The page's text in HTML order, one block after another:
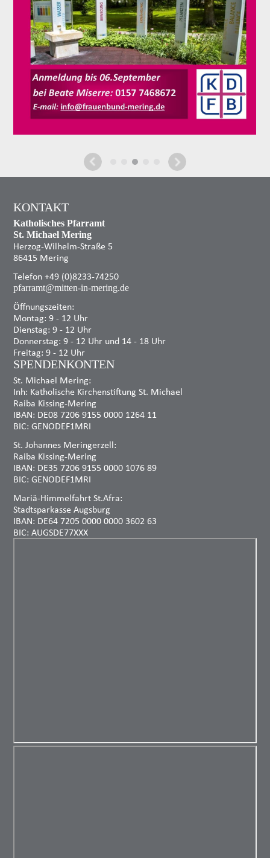
KONTAKT
Katholisches Pfarramt
St. Michael Mering
Herzog-Wilhelm-Straße 5
86415 Mering
Telefon +49 (0)8233-74250
pfarramt@mitten-in-mering.de
Öffnungszeiten:
Montag: 9 - 12 Uhr
Dienstag: 9 - 12 Uhr
Donnerstag: 9 - 12 Uhr und 14 - 18 Uhr
Freitag: 9 - 12 Uhr
SPENDENKONTEN
St. Michael Mering:
Inh: Katholische Kirchenstiftung St. Michael
Raiba Kissing-Mering
IBAN: DE08 7206 9155 0000 1264 11
BIC: GENODEF1MRI
St. Johannes Meringerzell:
Raiba Kissing-Mering
IBAN: DE35 7206 9155 0000 1076 89
BIC: GENODEF1MRI
Mariä-Himmelfahrt St.Afra:
Stadtsparkasse Augsburg
IBAN: DE64 7205 0000 0000 3602 63
BIC: AUGSDE77XXX